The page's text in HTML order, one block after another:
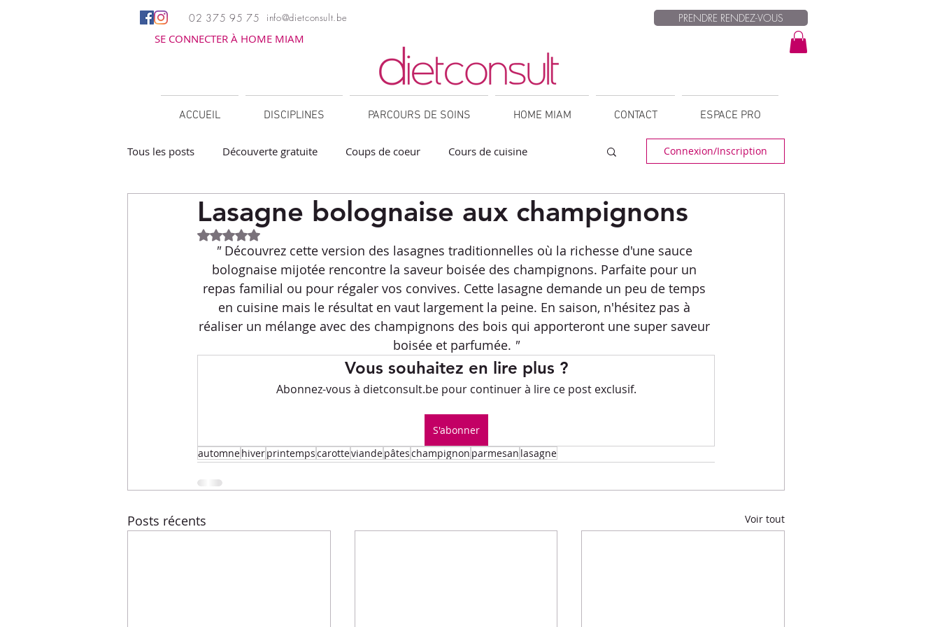
02 375 95 75 info@dietconsult.be PRENDRE RENDEZ-VOUS
SE CONNECTER À HOME MIAM
ACCUEIL DISCIPLINES PARCOURS DE SOINS HOME MIAM CONTACT ESPACE PRO
Tous les posts Découverte gratuite Coups de coeur Cours de cuisine
Barbecue / Plancha Collations Desserts Entrées
Facile à réchauffer Family corner IG bas Légumineuses Lunch
Menus de la semaine Pasta Petits-déjeuners Recettes de fêtes
Repas principaux Soupe Veggie
Divers
Connexion/Inscription
Lasagne bolognaise aux champignons
Noté NaN étoiles sur 5.
" Découvrez cette version des lasagnes traditionnelles où la richesse d'une sauce
bolognaise mijotée rencontre la saveur boisée des champignons. Parfaite pour un
repas familial ou pour régaler vos convives. Cette lasagne demande un peu de temps
en cuisine mais le résultat en vaut largement la peine. En saison, n'hésitez pas à
réaliser un mélange avec des champignons des bois qui apporteront une super saveur
boisée et parfumée. "
Vous souhaitez en lire plus ?
Abonnez-vous à dietconsult.be pour continuer à lire ce post exclusif.
S'abonner
automnehiverprintempscarotteviandepâteschampignon parmesan lasagne
Posts récents Voir tout